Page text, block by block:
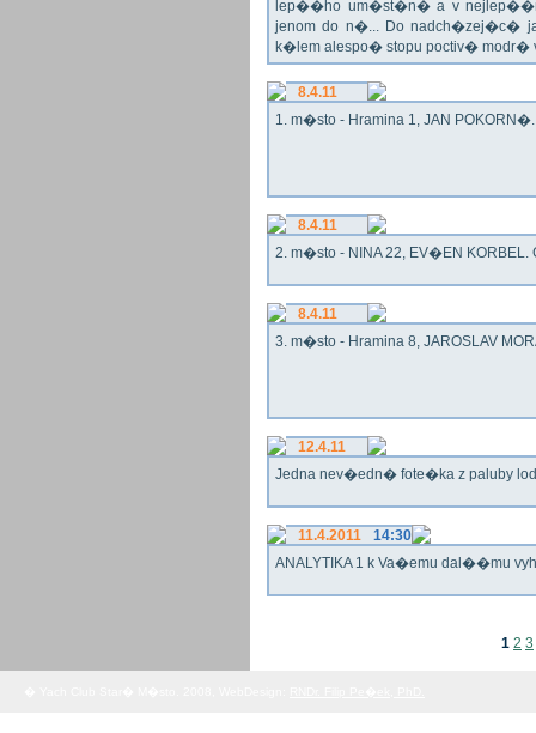
lep��ho um�st�n� a v
jenom do n�... Do nadch�zej�c�
k�lem alespo� stopu poctiv�
8.4.11
1. m�sto - Hramina 1, JAN
8.4.11
2. m�sto - NINA 22, EV�EN KORBEL.
8.4.11
3. m�sto - Hramina 8, JAROSLAV
12.4.11
Jedna nev�edn� fote�ka z paluby
11.4.2011
14:30
ANALYTIKA 1 k Va�emu dal��mu
1 2 3